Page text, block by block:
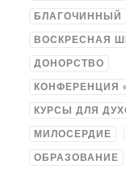
БЛАГОЧИННЫЙ
ВОСКРЕСНАЯ
ДОНОРСТВО
КОНФЕРЕНЦИЯ
КУРСЫ ДЛЯ
МИЛОСЕРДИЕ
ОБРАЗОВАНИЕ